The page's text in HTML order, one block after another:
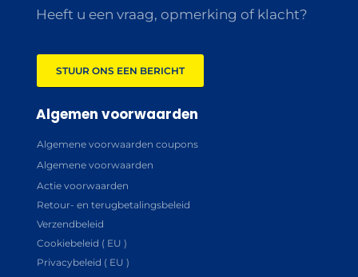
Heeft u een vraag, opmerking of klacht?
STUUR ONS EEN BERICHT
Algemen voorwaarden
Algemene voorwaarden coupons
Algemene voorwaarden
Actie voorwaarden
Retour- en terugbetalingsbeleid
Verzendbeleid
Cookiebeleid ( EU )
Privacybeleid ( EU )